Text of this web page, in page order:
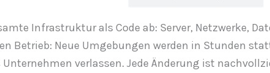
Infrastruktur als Code ab: Server, Netzwerke,
Betrieb: Neue Umgebungen werden in Stunden
verlassen. Jede Änderung ist